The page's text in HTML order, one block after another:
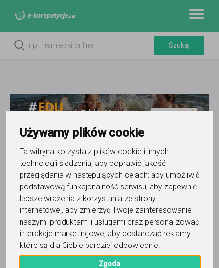
Używamy plików cookie
Ta witryna korzysta z plików cookie i innych
technologii śledzenia, aby poprawić jakość
przeglądania w następujących celach: aby umożliwić
podstawową funkcjonalność serwisu, aby zapewnić
lepsze wrażenia z korzystania ze strony
internetowej, aby zmierzyć Twoje zainteresowanie
naszymi produktami i usługami oraz personalizować
interakcje marketingowe, aby dostarczać reklamy
które są dla Ciebie bardziej odpowiednie
Zgoda
Do ulubionych
Oznacz wystąpienie kontaktu
Michał Sitek